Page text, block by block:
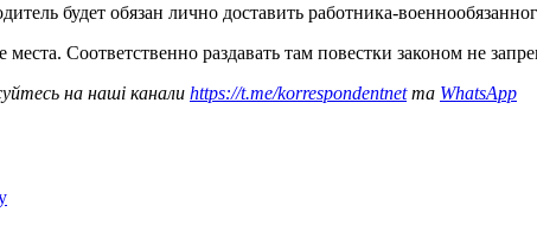
будет обязан лично доставить работника-
Соответственно раздавать там повестки законом не
на наші канали https://t.me/korrespondentnetта WhatsApp